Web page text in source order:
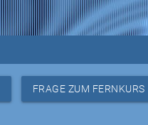
FRAGE ZUM FERNKURS